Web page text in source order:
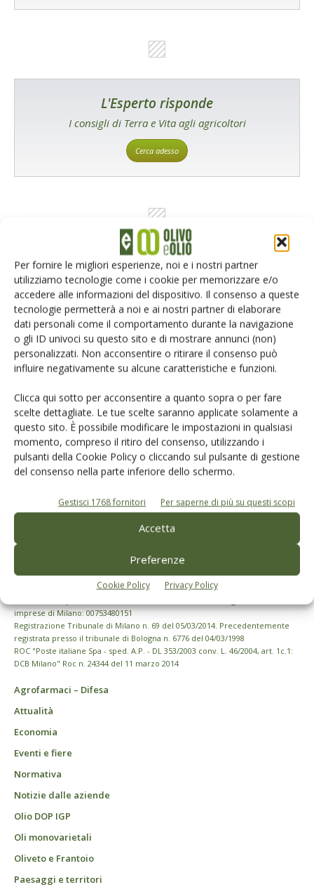
Per fornire le migliori esperienze, noi e i nostri partner
utilizziamo tecnologie come i cookie per memorizzare e/o
accedere alle informazioni del dispositivo. Il consenso a queste
tecnologie permetterà a noi e ai nostri partner di elaborare
dati personali come il comportamento durante la navigazione
o gli ID univoci su questo sito e di mostrare annunci (non)
personalizzati. Non acconsentire o ritirare il consenso può
influire negativamente su alcune caratteristiche e funzioni.
Clicca qui sotto per acconsentire a quanto sopra o per fare
scelte dettagliate. Le tue scelte saranno applicate solamente a
questo sito. È possibile modificare le impostazioni in qualsiasi
momento, compreso il ritiro del consenso, utilizzando i
pulsanti della Cookie Policy o cliccando sul pulsante di gestione
del consenso nella parte inferiore dello schermo.
Gestisci 1768 fornitori Per saperne di più su questi scopi
Accetta
Preferenze
Cookie Policy Privacy Policy
L'Esperto risponde
I consigli di Terra e Vita agli agricoltori
Cerca adesso
Rimani aggiornato sul mondo
dell’agricoltura
© Tecniche Nuove Spa. Tutti i diritti riservati. Sede legale Via Eritrea 21 -
imprese di Milano: 00753480151
Registrazione Tribunale di Milano n. 69 del 05/03/2014. Precedentemente
registrata presso il tribunale di Bologna n. 6776 del 04/03/1998
ROC "Poste italiane Spa - sped. A.P. - DL 353/2003 conv. L. 46/2004, art. 1c.1:
DCB Milano" Roc n. 24344 del 11 marzo 2014
Agrofarmaci – Difesa
Attualità
Economia
Eventi e fiere
Normativa
Notizie dalle aziende
Olio DOP IGP
Oli monovarietali
Oliveto e Frantoio
Paesaggi e territori